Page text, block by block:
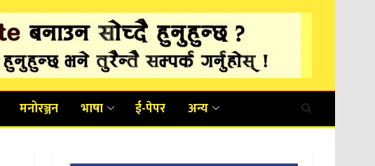
मनोरञ्जन भाषा ई-पेपर अन्य